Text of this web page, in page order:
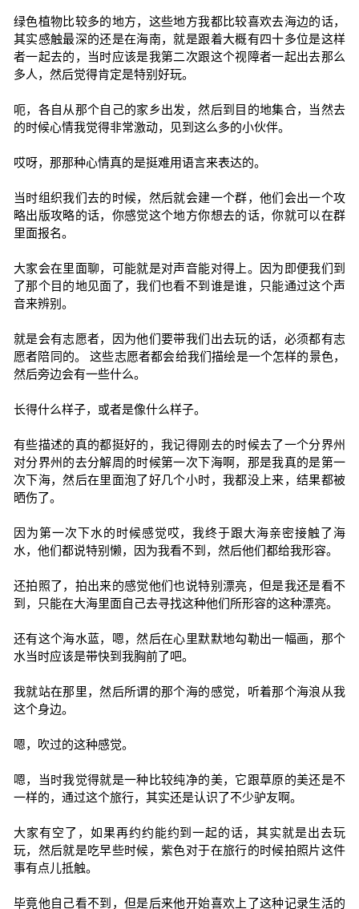
绿色植物比较多的地方，这些地方我都比较喜欢去海边的话，
其实感触最深的还是在海南，就是跟着大概有四十多位是这样
者一起去的，当时应该是我第二次跟这个视障者一起出去那么
多人，然后觉得肯定是特别好玩。
呃，各自从那个自己的家乡出发，然后到目的地集合，当然去
的时候心情我觉得非常激动，见到这么多的小伙伴。
哎呀，那那种心情真的是挺难用语言来表达的。
当时组织我们去的时候，然后就会建一个群，他们会出一个攻
略出版攻略的话，你感觉这个地方你想去的话，你就可以在群
里面报名。
大家会在里面聊，可能就是对声音能对得上。因为即便我们到
了那个目的地见面了，我们也看不到谁是谁，只能通过这个声
音来辨别。
就是会有志愿者，因为他们要带我们出去玩的话，必须都有志
愿者陪同的。 这些志愿者都会给我们描绘是一个怎样的景色，
然后旁边会有一些什么。
长得什么样子，或者是像什么样子。
有些描述的真的都挺好的，我记得刚去的时候去了一个分界州
对分界州的去分解周的时候第一次下海啊，那是我真的是第一
次下海，然后在里面泡了好几个小时，我都没上来，结果都被
晒伤了。
因为第一次下水的时候感觉哎，我终于跟大海亲密接触了海
水，他们都说特别懒，因为我看不到，然后他们都给我形容。
还拍照了，拍出来的感觉他们也说特别漂亮，但是我还是看不
到，只能在大海里面自己去寻找这种他们所形容的这种漂亮。
还有这个海水蓝，嗯，然后在心里默默地勾勒出一幅画，那个
水当时应该是带快到我胸前了吧。
我就站在那里，然后所谓的那个海的感觉，听着那个海浪从我
这个身边。
嗯，吹过的这种感觉。
嗯，当时我觉得就是一种比较纯净的美，它跟草原的美还是不
一样的，通过这个旅行，其实还是认识了不少驴友啊。
大家有空了，如果再约约能约到一起的话，其实就是出去玩
玩，然后就是吃早些时候，紫色对于在旅行的时候拍照片这件
事有点儿抵触。
毕竟他自己看不到，但是后来他开始喜欢上了这种记录生活的